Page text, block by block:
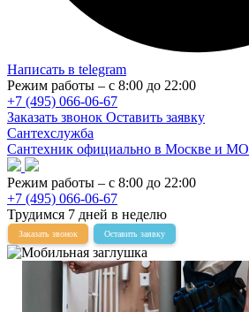
Написать в telegram
Режим работы – с 8:00 до 22:00
+7 (495) 066-06-67
Заказать звонок Оставить заявку
Сантехслужба
Сантехник официально в Москве и МО
Режим работы – с 8:00 до 22:00
+7 (495) 066-06-67
Трудимся 7 дней в неделю
Заказать звонок Оставить заявку